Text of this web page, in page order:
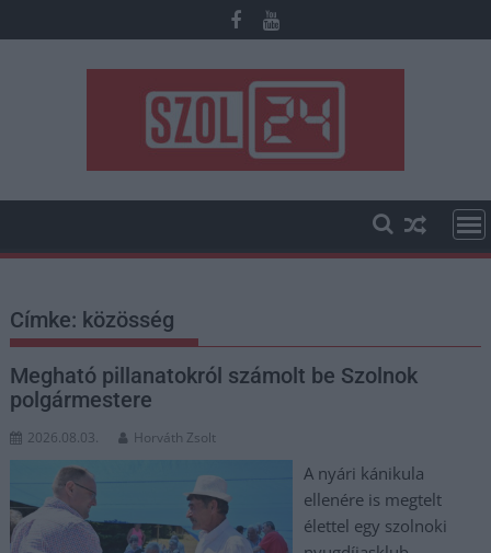
to
Címke: közösség
Megható pillanatokról számolt be Szolnok
polgármestere
2026.08.03. Horváth Zsolt
A nyári kánikula
ellenére is megtelt
élettel egy szolnoki